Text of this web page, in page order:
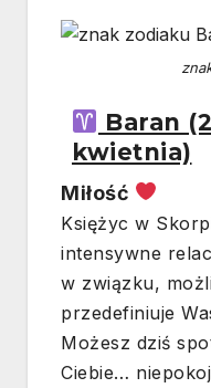
Baran
kwietnia)
Miłość
Księżyc w
intensywne
w związku,
przedefiniuje
Możesz dziś
Ciebie…